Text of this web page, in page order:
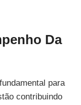
Da
para
contribuindo